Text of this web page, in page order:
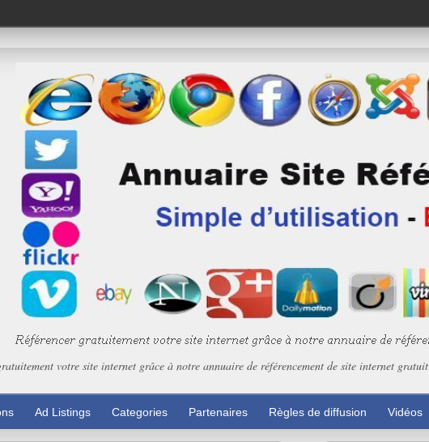
votre site internet grâce à notre annuaire de référencement de site internet gratuit
Ad Listings Categories Partenaires Règles de diffusion Vidéos